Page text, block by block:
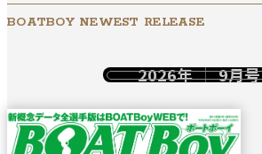
BOATBOY NEWEST RELEASE
2026年 9月号